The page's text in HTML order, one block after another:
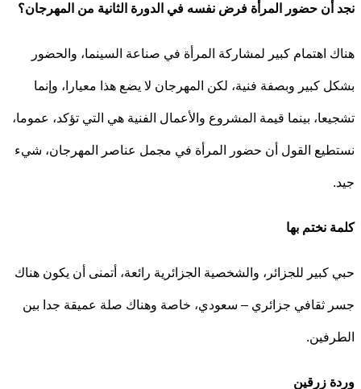
أن حضور المرأة فرض نفسه في الدورة الثانية من المهرجان؟
اهتمام كبير لمشاركة المرأة في صناعة السينما، والحضور
كبير وبصفة فنية، لكن المهرجان لا يضع هذا معيارا، وإنما
بينما قيمة المشروع والأعمال الفنية هي التي تؤكد، عموما،
القول أن حضور المرأة في مجمل عناصر المهرجان، شيء
نختم بها
للجزائر، والشخصية الجزائرية رائعة، أتمنى أن يكون هناك
ثقافي جزائري – سعودي، خاصة وهناك صلة عميقة جدا بين
زرقين